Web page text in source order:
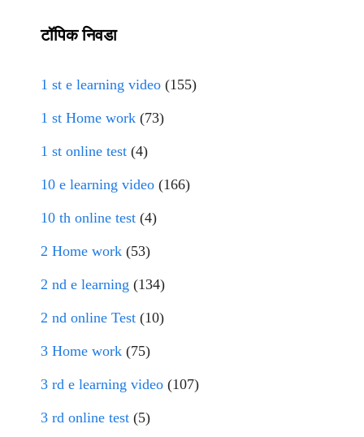
टॉपिक निवडा
1 st e learning video (155)
1 st Home work (73)
1 st online test (4)
10 e learning video (166)
10 th online test (4)
2 Home work (53)
2 nd e learning (134)
2 nd online Test (10)
3 Home work (75)
3 rd e learning video (107)
3 rd online test (5)